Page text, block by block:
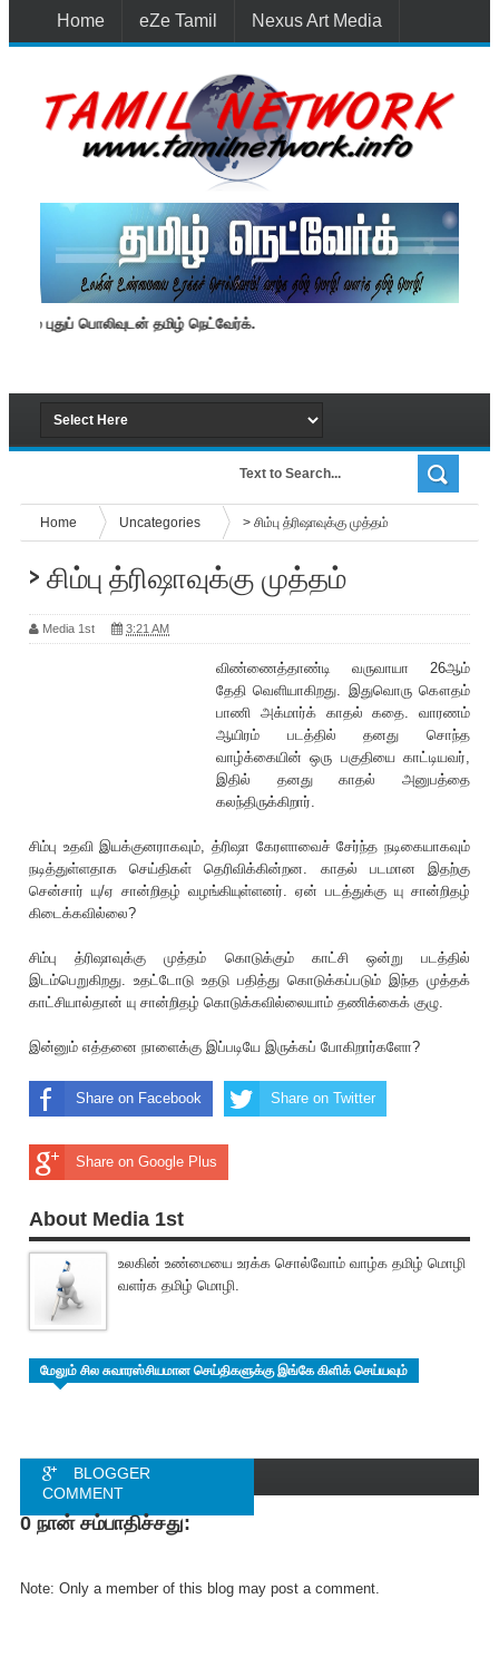
Home eZe Tamil Nexus Art Media
புதுப் பொலிவுடன் தமிழ் நெட்வேர்க்.
Home Uncategories > சிம்பு த்‌ரிஷாவுக்கு முத்தம்
> சிம்பு த்‌ரிஷாவுக்கு முத்தம்
Media 1st 3:21 AM
விண்ணைத்தாண்டி வருவாயா 26ஆம்
தேதி வெளியாகிறது. இதுவொரு கௌதம்
பாணி அக்மார்க் காதல் கதை. வாரணம்
ஆயிரம் படத்தில் தனது சொந்த
வாழ்க்கையின் ஒரு பகுதியை காட்டியவர்,
இதில் தனது காதல் அனுபத்தை
கலந்திருக்கிறார்.
சிம்பு உதவி இயக்குனராகவும், த்‌ரிஷா கேரளாவைச் சேர்ந்த நடிகையாகவும்
நடித்துள்ளதாக செய்திகள் தெ‌ரிவிக்கின்றன. காதல் படமான இதற்கு
சென்சார் யு/ஏ சான்றிதழ் வழங்கியுள்ளனர். ஏன் படத்துக்கு யு சான்றிதழ்
கிடைக்கவில்லை?
சிம்பு த்‌ரிஷாவுக்கு முத்தம் கொடுக்கும் காட்சி ஒன்று படத்தில்
இடம்பெறுகிறது. உதட்டோடு உதடு பதித்து கொடுக்கப்படும் இந்த முத்தக்
காட்சியால்தான் யு சான்றிதழ் கொடுக்கவில்லையாம் தணிக்கைக் குழு.
இன்னும் எத்தனை நாளைக்கு இப்படியே இருக்கப் போகிறார்களோ?
Share on Facebook Share on Twitter
Share on Google Plus
About Media 1st
உலகின் உண்மையை உரக்க சொல்வோம் வாழ்க தமிழ் மொழி
வளர்க தமிழ் மொழி.
மேலும் சில சுவாரஸ்சியமான செய்திகளுக்கு இங்கே கிளிக் செய்யவும்
BLOGGER
COMMENT
FACEBOOK
0 நான் சம்பாதிச்சது:
Note: Only a member of this blog may post a comment.